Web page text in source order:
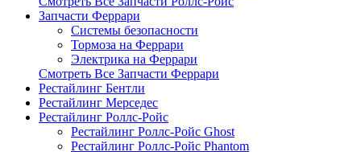
Запчасти Феррари
Системы безопасности
Тормоза на Феррари
Электрика на Феррари
Смотреть Все Запчасти Феррари
Рестайлинг Бентли
Рестайлинг Мерседес
Рестайлинг Роллс-Ройс
Рестайлинг Роллс-Ройс Ghost
Рестайлинг Роллс-Ройс Phantom